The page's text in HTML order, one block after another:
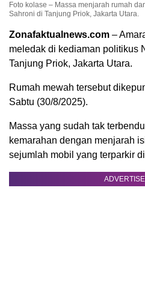
Foto kolase – Massa menjarah rumah
Sahroni di Tanjung Priok, Jakarta Utara.
Zonafaktualnews.com –
meledak di kediaman politikus
Tanjung Priok, Jakarta Utara.
Rumah mewah tersebut
Sabtu (30/8/2025).
Massa yang sudah tak
kemarahan dengan menjarah
sejumlah mobil yang terparkir